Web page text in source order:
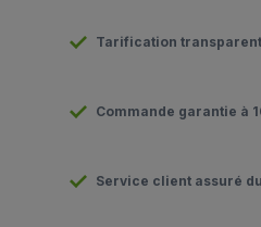
Tarification
Commande garantie à
Service client assuré